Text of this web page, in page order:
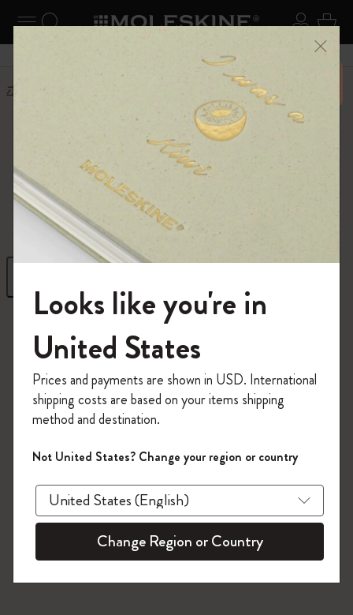
ナビゲーションの切替 ログ
検索 (キーワードなど) カ
6,500円以上のご購入で送料無料 メニ
ーを閉じる
ホーム
ギフト
クリエイティブな発想を高めるギフト
296 プロダクツ
モレスキンの世界へようこそ
「WELCOME10」を入力すると、初回注
文が10%オフ＋送料無料になります。セ
ール・アウトレット品は適用外。
Moleskineアカウントを作成して限定オフ
ァーや会員特典、さらに多くのインスピ
レーションを手に入れましょう。
今すぐ会員登録 !
Looks like you're in
United States
Prices and payments are shown in USD. International
shipping costs are based on your items shipping
method and destination.
Not United States? Change your region or country
Change Region or Country